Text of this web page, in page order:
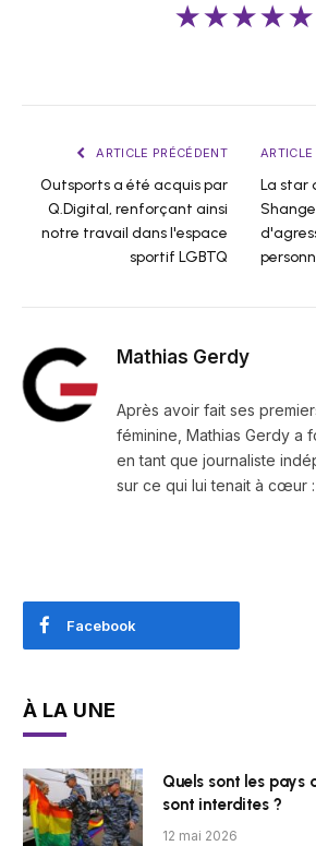
★★★★★
ARTICLE PRÉCÉDENT
Outsports a été acquis par
Q.Digital, renforçant ainsi
notre travail dans l'espace
sportif LGBTQ
La star
Mathias Gerdy
Après avoir fait ses
féminine, Mathias Gerdy a
en tant que journaliste
sur ce qui lui tenait à cœur :
Facebook
À LA UNE
Quels sont les pays
sont interdites ?
12 mai 2026